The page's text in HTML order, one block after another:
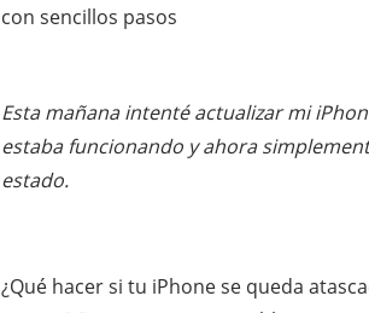
con sencillos pasos
Esta mañana intenté actualizar mi
estaba funcionando y ahora
estado.
¿Qué hacer si tu iPhone se queda